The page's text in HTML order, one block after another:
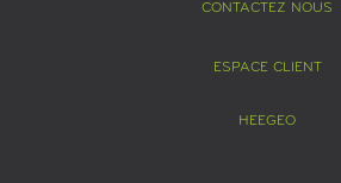
CONTACTEZ NOUS
ESPACE CLIENT
HEEGEO